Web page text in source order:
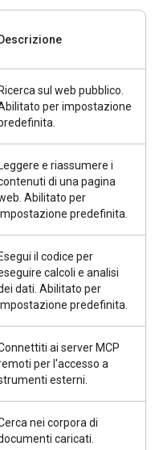
Descrizione
Ricerca sul web pubblico.
per impostazione
Leggere e riassumere i
di una pagina
Abilitato per
predefinita.
Esegui il codice per
calcoli e analisi
dati. Abilitato per
predefinita.
ai server MCP
per l'accesso a
esterni.
nei corpora di
caricati.